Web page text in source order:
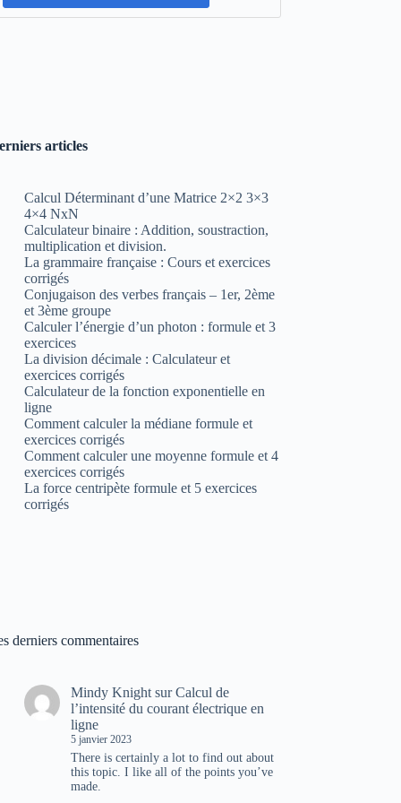
articles
Calcul Déterminant d’une Matrice 2×2 3×3
4×4 NxN
Calculateur binaire : Addition, soustraction,
multiplication et division.
La grammaire française : Cours et exercices
corrigés
Conjugaison des verbes français – 1er, 2ème
et 3ème groupe
Calculer l’énergie d’un photon : formule et 3
exercices
La division décimale : Calculateur et
exercices corrigés
Calculateur de la fonction exponentielle en
ligne
Comment calculer la médiane formule et
exercices corrigés
Comment calculer une moyenne formule et 4
exercices corrigés
La force centripète formule et 5 exercices
corrigés
derniers commentaires
Mindy Knight surCalcul de
l’intensité du courant électrique en
ligne
5 janvier 2023
There is certainly a lot to find out about
this topic. I like all of the points you’ve
made.